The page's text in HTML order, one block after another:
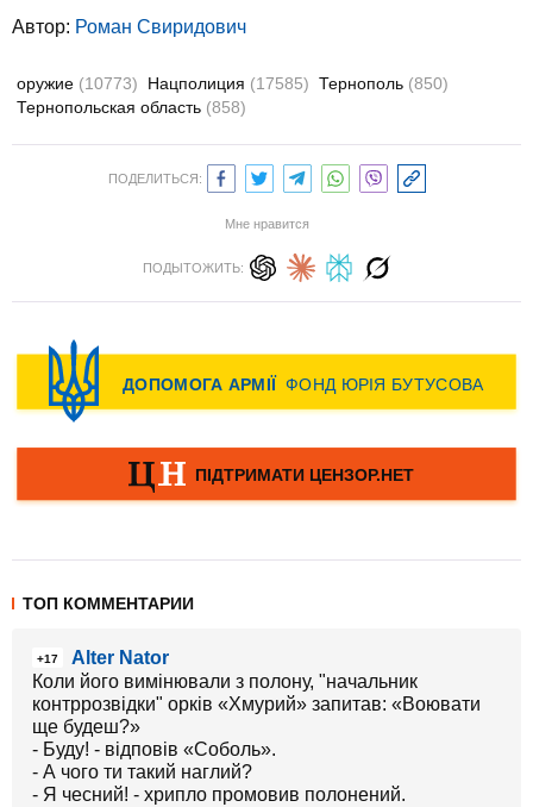
Автор: Роман Свиридович
оружие (10773) Нацполиция (17585) Тернополь (850)
Тернопольская область (858)
ПОДЕЛИТЬСЯ:
Мне нравится
ПОДЫТОЖИТЬ:
ТОП КОММЕНТАРИИ
+17
Alter Nator
Коли його вимінювали з полону, "начальник
контррозвідки" орків «Хмурий» запитав: «Воювати
ще будеш?»
- Буду! - відповів «Соболь».
- А чого ти такий наглий?
- Я чесний! - хрипло промовив полонений.